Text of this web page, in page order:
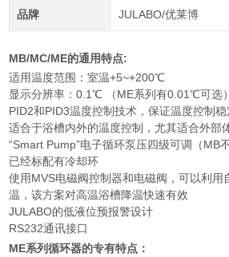
品牌 JULABO/优莱博
MB/MC/ME的通用特点:
适用温度范围：室温+5~+200℃
显示分辨率：0.1℃ （ME系列有0.01℃可选）
PID2和PID3温度控制技术，保证温度控制稳
适合于浴槽内外的温度控制，尤其适合外部
“Smart Pump”电子循环泵压四级可调（MB
已经标配有冷却环
使用MVS电磁阀控制器和电磁阀，可以利用
温，该方案对高温浴槽降温快速有效
JULABO的低液位预报警设计
RS232通讯接口
ME系列循环器的专有特点：